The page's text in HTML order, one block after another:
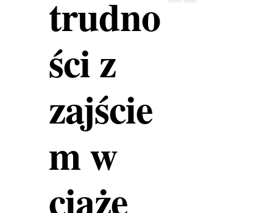
trudno
ści z
zajście
m w
ciążę